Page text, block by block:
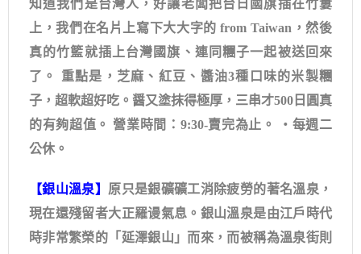
知道我們是台灣人，好讓老闆把台日國旗插在竹簍
上，我們在名片上寫下大大字的 from Taiwan，然後
真的竹籃就插上台灣國旗、連同糰子一起被送回來
了。 重點是，芝麻、紅豆、醬油3種口味的米製糰
子，超軟超好吃。醤又塗抹得極厚，三串才500日圓真
的有夠超值。 營業時間：9:30-賣完為止。 ・每週二
公休。
【銀山溫泉】 原只是銀礦礦工消除疲勞的著名溫泉，
現在還殘留者大正羅谩氣息。銀山溫泉是由江戶時代
時非常繁榮的「延澤銀山」而來，而被稱為溫泉街則